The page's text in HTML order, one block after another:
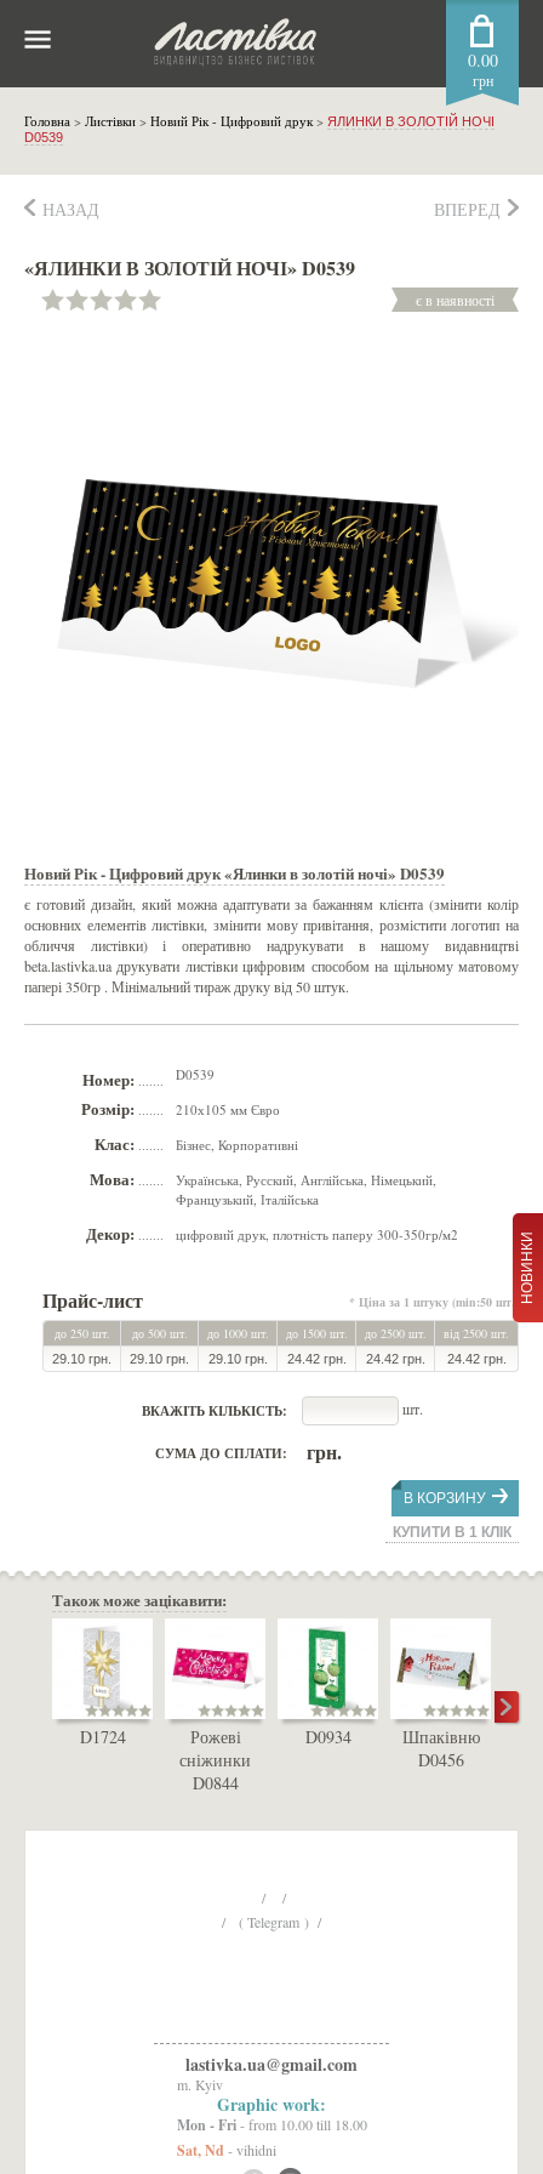
0.00
грн
Головна > Листівки > Новий Рік - Цифровий друк> ЯЛИНКИ В ЗОЛОТІЙ НОЧІ
D0539
НОВИНКИ
НАЗАД ВПЕРЕД
«ЯЛИНКИ В ЗОЛОТІЙ НОЧІ» D0539
є в наявності
Новий Рік - Цифровий друк «Ялинки в золотій ночі» D0539
є готовий дизайн, який можна адаптувати за бажанням клієнта (змінити колір
основних елементів листівки, змінити мову привітання, розмістити логотип на
обличчя листівки) і оперативно надрукувати в нашому видавництві
beta.lastivka.ua друкувати листівки цифровим способом на щільному матовому
папері 350гр . Мінімальний тираж друку від 50 штук.
Номер: D0539
Розмір: 210х105 мм Євро
Клас: Бізнес, Корпоративні
Мова:
Українська, Русский, Англійська, Німецький,
Французький, Італійська
Декор: цифровий друк, плотність паперу 300-350гр/м2
Прайс-лист
* Ціна за 1 штуку (min:50 шт.)
до 250 шт.
до 500 шт. до 1000 шт. до 1500 шт. до 2500 шт. від 2500 шт.
29.10 грн. 29.10 грн. 29.10 грн. 24.42 грн. 24.42 грн. 24.42 грн.
ВКАЖІТЬ КІЛЬКІСТЬ: шт.
СУМА ДО СПЛАТИ: грн.
В КОРЗИНУ
КУПИТИ В 1 КЛІК
Також може зацікавити:
D1724
Рожеві
сніжинки
D0844
D0934
Шпаківню
D0456
/ /
/ ( Telegram ) /
lastivka.ua@gmail.com
m. Kyiv
Graphic work:
Mon - Fri- from 10.00 till 18.00
Sat, Nd - vihidni